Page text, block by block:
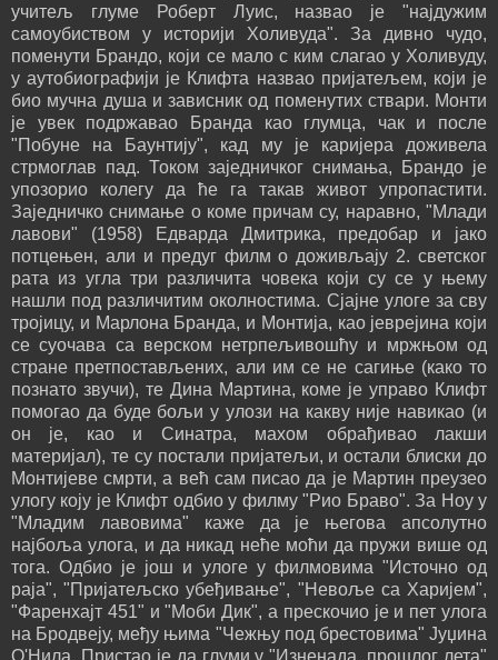
учитељ глуме Роберт Луис, назвао је "најдужим
самоубиством у историји Холивуда". За дивно чудо,
поменути Брандо, који се мало с ким слагао у Холивуду,
у аутобиографији је Клифта назвао пријатељем, који је
био мучна душа и зависник од поменутих ствари. Монти
је увек подржавао Бранда као глумца, чак и после
"Побуне на Баунтију", кад му је каријера доживела
стрмоглав пад. Током заједничког снимања, Брандо је
упозорио колегу да ће га такав живот упропастити.
Заједничко снимање о коме причам су, наравно, "Млади
лавови" (1958) Едварда Дмитрика, предобар и јако
потцењен, али и предуг филм о доживљају 2. светског
рата из угла три различита човека који су се у њему
нашли под различитим околностима. Сјајне улоге за сву
тројицу, и Марлона Бранда, и Монтија, као јеврејина који
се суочава са верском нетрпељивошћу и мржњом од
стране претпостављених, али им се не сагиње (како то
познато звучи), те Дина Мартина, коме је управо Клифт
помогао да буде бољи у улози на какву није навикао (и
он је, као и Синатра, махом обрађивао лакши
материјал), те су постали пријатељи, и остали блиски до
Монтијеве смрти, а већ сам писао да је Мартин преузео
улогу коју је Клифт одбио у филму "Рио Браво". За Ноу у
"Младим лавовима" каже да је његова апсолутно
најбоља улога, и да никад неће моћи да пружи више од
тога. Одбио је још и улоге у филмовима "Источно од
раја", "Пријатељско убеђивање", "Невоље са Харијем",
"Фаренхајт 451" и "Моби Дик", а прескочио је и пет улога
на Бродвеју, међу њима "Чежњу под брестовима" Јуџина
О'Нила. Пристао је да глуми у "Изненада, прошлог лета"